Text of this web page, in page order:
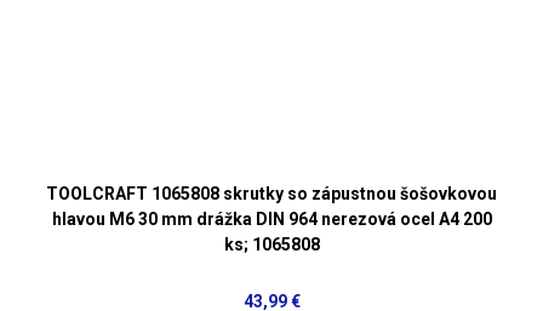
TOOLCRAFT 1065808 skrutky so zápustnou šošovkovou
hlavou M6 30 mm drážka DIN 964 nerezová ocel A4 200
ks; 1065808
43,99 €